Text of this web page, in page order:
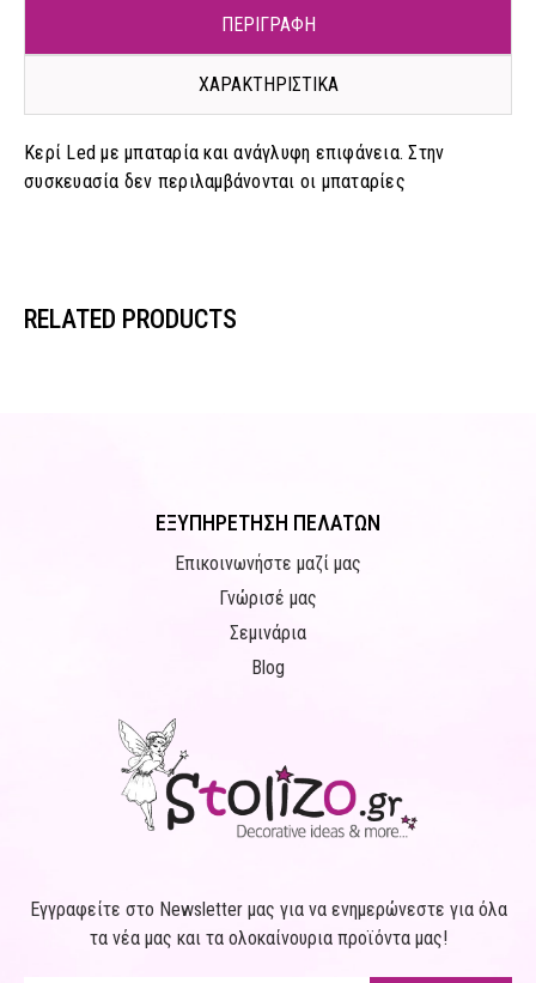
ΠΕΡΙΓΡΑΦΗ
ΧΑΡΑΚΤΗΡΙΣΤΙΚΑ
Κερί Led με μπαταρία και ανάγλυφη επιφάνεια. Στην
συσκευασία δεν περιλαμβάνονται οι μπαταρίες
RELATED PRODUCTS
ΕΞΥΠΗΡΕΤΗΣΗ ΠΕΛΑΤΩΝ
Επικοινωνήστε μαζί μας
Γνώρισέ μας
Σεμινάρια
Blog
Εγγραφείτε στο Newsletter μας για να ενημερώνεστε για όλα
τα νέα μας και τα ολοκαίνουρια προϊόντα μας!